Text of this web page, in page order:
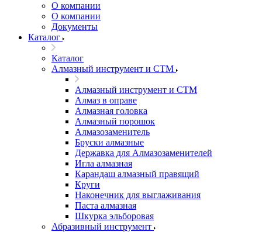
О компании
О компании
Документы
Каталог
Каталог
Алмазный инструмент и СТМ
Алмазный инструмент и СТМ
Алмаз в оправе
Алмазная головка
Алмазный порошок
Алмазозаменитель
Бруски алмазные
Державка для Алмазозаменителей
Игла алмазная
Карандаш алмазный правящий
Круги
Наконечник для выглаживания
Паста алмазная
Шкурка эльборовая
Абразивный инструмент